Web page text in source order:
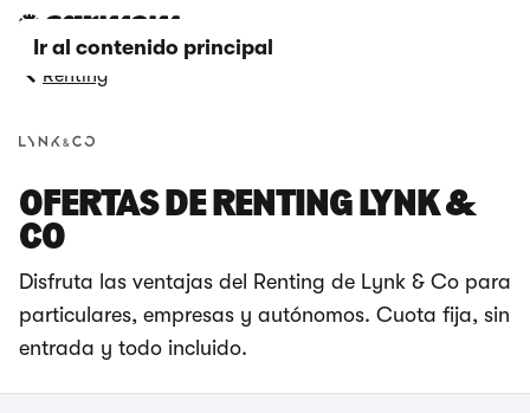
Ir al contenido principal
Renting
OFERTAS DE RENTING LYNK &
CO
Disfruta las ventajas del Renting de Lynk & Co para
particulares, empresas y autónomos. Cuota fija, sin
entrada y todo incluido.